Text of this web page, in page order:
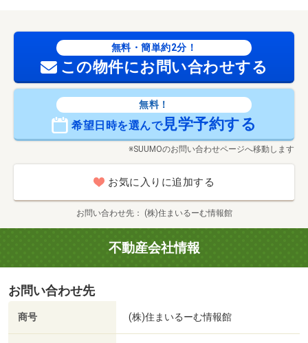
無料・簡単約2分！
この物件にお問い合わせする
無料！
希望日時を選んで見学予約する
※SUUMOのお問い合わせページへ移動します
お気に入りに追加する
お問い合わせ先 (株)住まいるーむ情報館
不動産会社情報
お問い合わせ先
商号 (株)住まいるーむ情報館